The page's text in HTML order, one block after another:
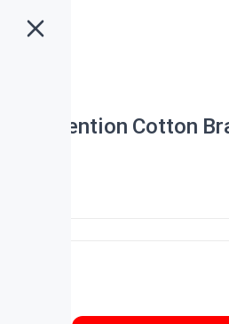
Vention Cotton